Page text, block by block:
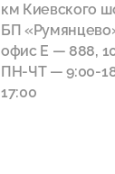
км Киевского
БП
офис E — 888,
ПН-ЧТ — 9:00-
17:00